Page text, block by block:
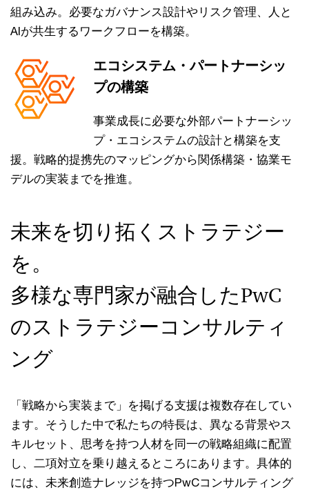
組み込み。必要なガバナンス設計やリスク管理、人と
AIが共生するワークフローを構築。
エコシステム・パートナーシッ
プの構築
事業成長に必要な外部パートナーシッ
プ・エコシステムの設計と構築を支
援。戦略的提携先のマッピングから関係構築・協業モ
デルの実装までを推進。
未来を切り拓くストラテジー
を。
多様な専門家が融合したPwC
のストラテジーコンサルティ
ング
「戦略から実装まで」を掲げる支援は複数存在してい
ます。そうした中で私たちの特長は、異なる背景やス
キルセット、思考を持つ人材を同一の戦略組織に配置
し、二項対立を乗り越えるところにあります。具体的
には、未来創造ナレッジを持つPwCコンサルティング